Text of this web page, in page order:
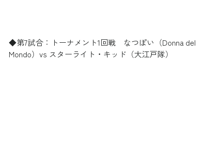
◆第7試合：トーナメント1回戦　なつぽい（Donna del
Mondo）vs スターライト・キッド（大江戸隊）